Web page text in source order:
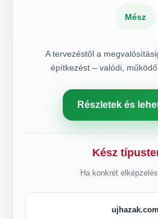
Mész
A tervezéstől a
építkezést – valódi,
Részletek és
Kész
Ha konkrét
ujhazak.com